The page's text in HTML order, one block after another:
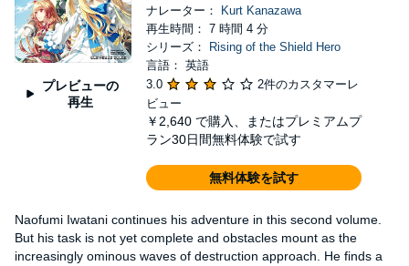
プレビューの
再生
ナレーター：
Kurt Kanazawa
再生時間： 7 時間 4 分
シリーズ：
Rising of the Shield Hero
言語： 英語
3.0
2件のカスタマーレ
ビュー
￥2,640 で購入、またはプレミアムプ
ラン30日間無料体験で試す
無料体験を試す
Naofumi Iwatani continues his adventure in this second volume.
But his task is not yet complete and obstacles mount as the
increasingly ominous waves of destruction approach. He finds a